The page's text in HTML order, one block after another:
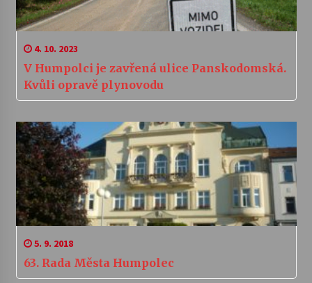
4. 10. 2023
V Humpolci je zavřená ulice Panskodomská.
Kvůli opravě plynovodu
5. 9. 2018
63. Rada Města Humpolec